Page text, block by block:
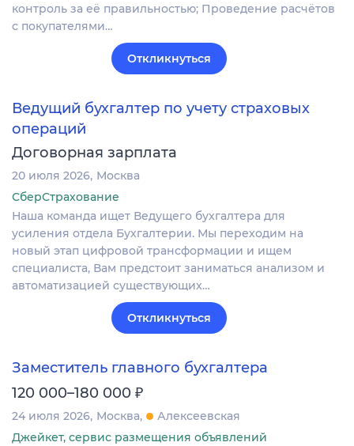
контроль за её правильностью; Проведение расчётов
с покупателями…
Откликнуться
Ведущий бухгалтер по учету страховых
операций
Договорная зарплата
20 июля 2026 Москва
СберСтрахование
Наша команда ищет Ведущего бухгалтера для
усиления отдела Бухгалтерии. Мы переходим на
новый этап цифровой трансформации и ищем
специалиста, Вам предстоит заниматься анализом и
автоматизацией существующих…
Откликнуться
Заместитель главного бухгалтера
120 000–180 000 ₽
24 июля 2026 Москва
Алексеевская
Джейкет, сервис размещения объявлений